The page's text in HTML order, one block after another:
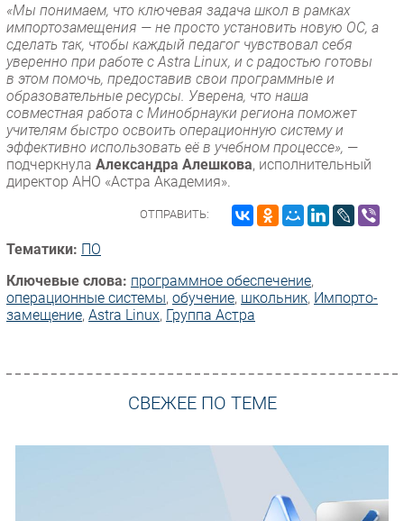
​«Мы понимаем, что ключевая задача школ в рамках
импортозамещения — не просто установить новую ОС, а
сделать так, чтобы каждый педагог чувствовал себя
уверенно при работе с Astra Linux, и с радостью готовы
в этом помочь, предоставив свои программные и
образовательные ресурсы. Уверена, что наша
совместная работа с Минобрнауки региона поможет
учителям быстро освоить операционную систему и
эффективно использовать её в учебном процессе», —
подчеркнула Александра Алешкова, исполнительный
директор АНО «Астра Академия».
ОТПРАВИТЬ:
Тематики: ПО
Ключевые слова: программное обеспечение,
операционные системы, обучение, школьник, Импорто­
замещение, Astra Linux, Группа Астра
СВЕЖЕЕ ПО ТЕМЕ